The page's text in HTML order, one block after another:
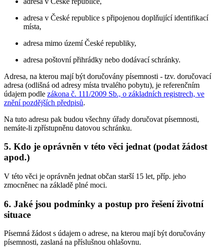
adresa v České republice s připojenou doplňující identifikací
místa,
adresa mimo území České republiky,
adresa poštovní přihrádky nebo dodávací schránky.
Adresa, na kterou mají být doručovány písemnosti - tzv. doručovací
adresa (odlišná od adresy místa trvalého pobytu), je referenčním
údajem podle zákona č. 111/2009 Sb., o základních registrech, ve
znění pozdějších předpisů.
Na tuto adresu pak budou všechny úřady doručovat písemnosti,
nemáte-li zpřístupněnu datovou schránku.
5. Kdo je oprávněn v této věci jednat (podat žádost
apod.)
V této věci je oprávněn jednat občan starší 15 let, příp. jeho
zmocněnec na základě plné moci.
6. Jaké jsou podmínky a postup pro řešení životní
situace
Písemná žádost s údajem o adrese, na kterou mají být doručovány
písemnosti, zaslaná na příslušnou ohlašovnu.